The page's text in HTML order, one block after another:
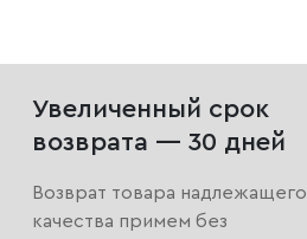
Увеличенный срок
возврата — 30 дней
Возврат товара надлежащего
качества примем без